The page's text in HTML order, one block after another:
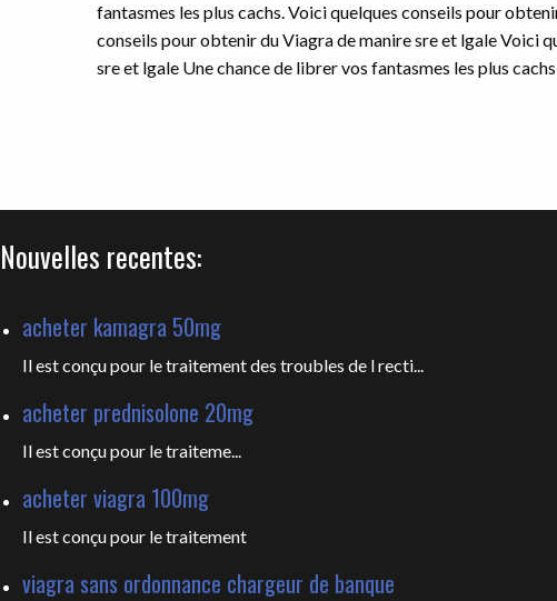
fantasmes les plus cachs. Voici quelques conseils pour
conseils pour obtenir du Viagra de manire sre et lgale Voici
sre et lgale Une chance de librer vos fantasmes les plus
Nouvelles recentes:
acheter kamagra 50mg
Il est conçu pour le traitement des troubles de l recti...
acheter prednisolone 20mg
Il estconçu pour le traiteme...
acheter viagra 100mg
Il estconçu pour le traitement
viagra sans ordonnance chargeur de banque